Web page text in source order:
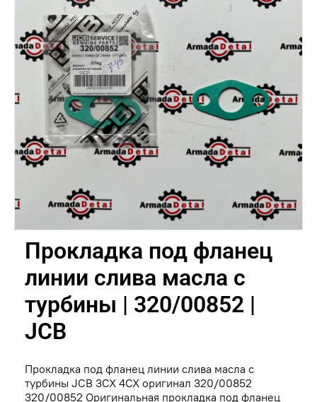
Прокладка под фланец
линии слива масла с
турбины | 320/00852 |
JCB
Прокладка под фланец линии слива масла с
турбины JCB 3CX 4CX оригинал 320/00852
320/00852 Оригинальная прокладка под фланец